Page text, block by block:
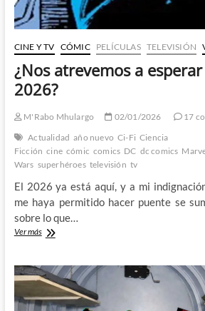
CINE Y TV CÓMIC PELÍCULAS TELEVISIÓN
¿Nos atrevemos a
2026?
M'Rabo Mhulargo 02/01/2026
17
Actualidad año nuevo Ci-Fi Ciencia
Ficción cine cómic comics DC dc comics
Wars superhéroes televisión tv
El 2026 ya está aquí, y a mi
me haya permitido hacer puente se
sobre lo que…
Ver más¿Nos
esperar
algo
del
2026?